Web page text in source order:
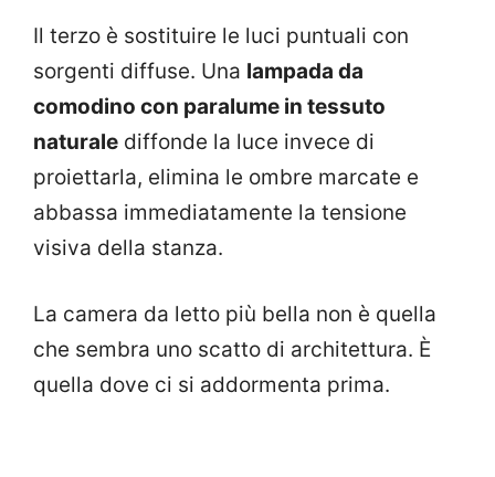
Il terzo è sostituire le luci puntuali con
sorgenti diffuse. Una lampada da
comodino con paralume in tessuto
naturale diffonde la luce invece di
proiettarla, elimina le ombre marcate e
abbassa immediatamente la tensione
visiva della stanza.
La camera da letto più bella non è quella
che sembra uno scatto di architettura. È
quella dove ci si addormenta prima.